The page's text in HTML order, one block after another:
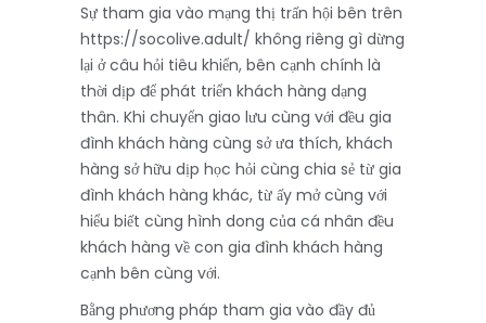
Sự tham gia vào mạng thị trấn hội bên trên
https://socolive.adult/ không riêng gì dừng
lại ở câu hỏi tiêu khiển, bên cạnh chính là
thời dịp để phát triển khách hàng dạng
thân. Khi chuyển giao lưu cùng với đều gia
đình khách hàng cùng sở ưa thích, khách
hàng sở hữu dịp học hỏi cùng chia sẻ từ gia
đình khách hàng khác, từ ấy mở cùng với
hiểu biết cùng hình dong của cá nhân đều
khách hàng về con gia đình khách hàng
cạnh bên cùng với.
Bằng phương pháp tham gia vào đầy đủ